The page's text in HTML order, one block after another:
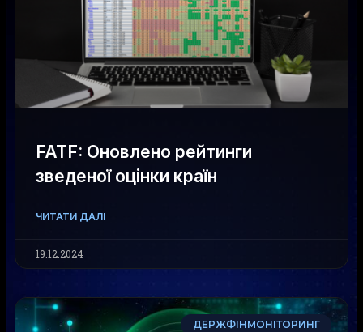
FATF: Оновлено рейтинги
зведеної оцінки країн
ЧИТАТИ ДАЛІ
19.12.2024
ДЕРЖФІНМОНІТОРИНГ